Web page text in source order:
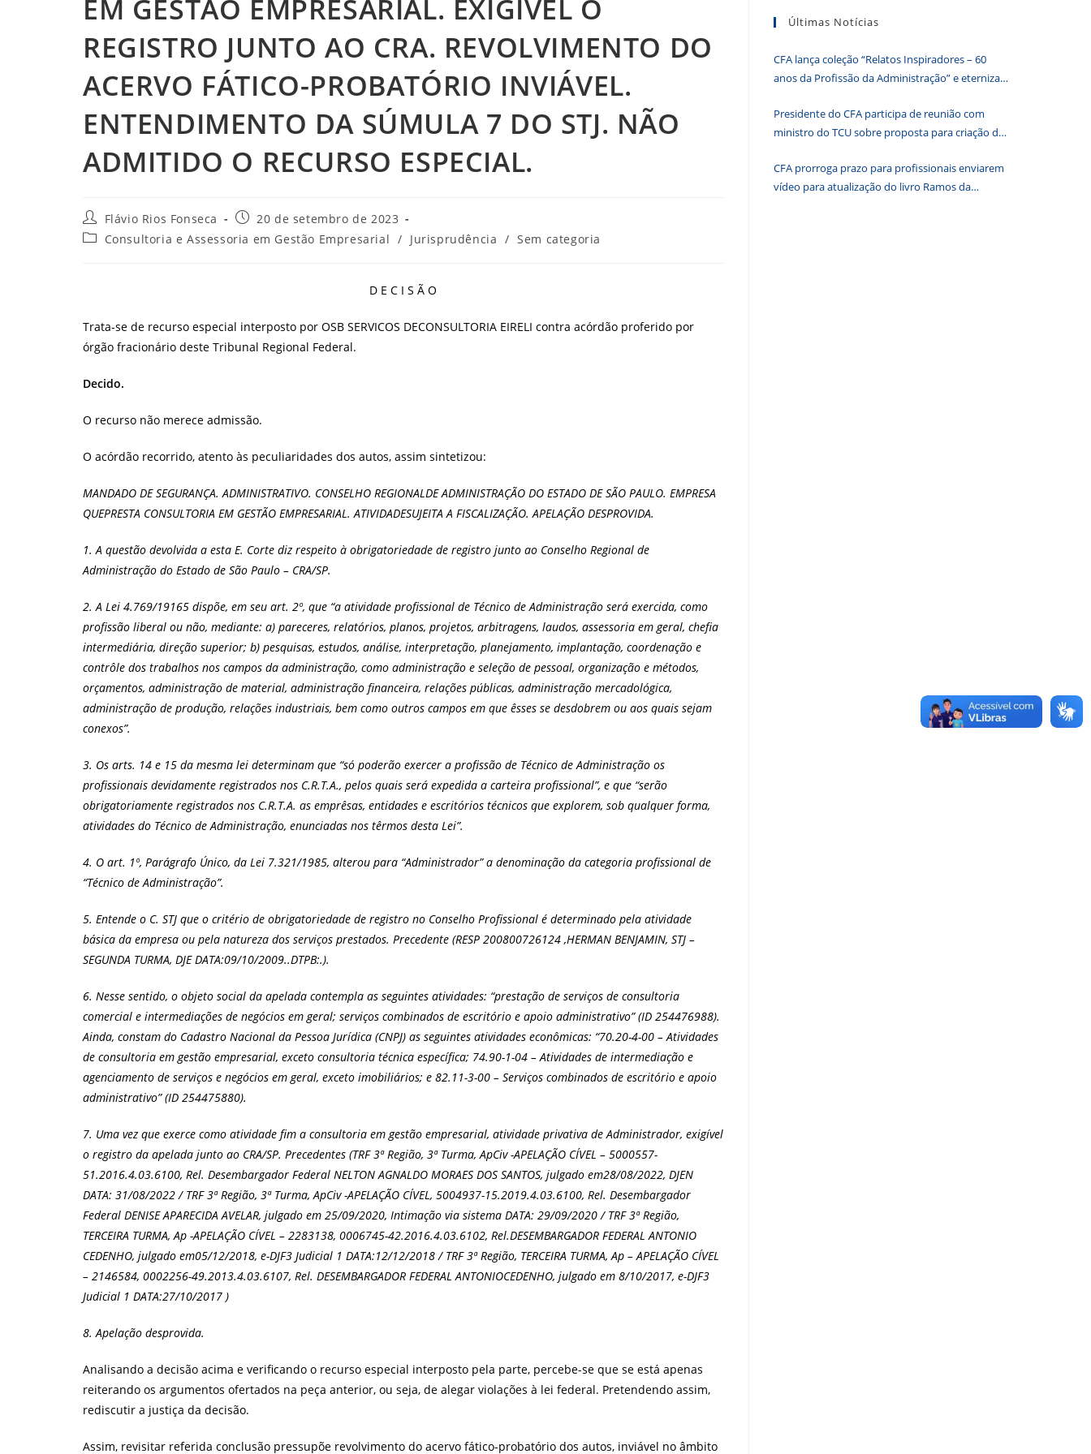
EM GESTÃO EMPRESARIAL. EXIGÍVEL O
REGISTRO JUNTO AO CRA. REVOLVIMENTO DO
ACERVO FÁTICO-PROBATÓRIO INVIÁVEL.
ENTENDIMENTO DA SÚMULA 7 DO STJ. NÃO
ADMITIDO O RECURSO ESPECIAL.
Autor
do
post:
Flávio Rios Fonseca
Post
publicado:
20 de setembro de 2023
Categoria
Consultoria e Assessoria em Gestão Empresarial / Jurisprudência / Sem categoria
D E C I S Ã O
Trata-se de recurso especial interposto por OSB SERVICOS DECONSULTORIA EIRELI contra acórdão proferido por
órgão fracionário deste Tribunal Regional Federal.
Decido.
O recurso não merece admissão.
O acórdão recorrido, atento às peculiaridades dos autos, assim sintetizou:
MANDADO DE SEGURANÇA. ADMINISTRATIVO. CONSELHO REGIONALDE ADMINISTRAÇÃO DO ESTADO DE SÃO PAULO. EMPRESA
QUEPRESTA CONSULTORIA EM GESTÃO EMPRESARIAL. ATIVIDADESUJEITA A FISCALIZAÇÃO. APELAÇÃO DESPROVIDA.
1. A questão devolvida a esta E. Corte diz respeito à obrigatoriedade de registro junto ao Conselho Regional de
Administração do Estado de São Paulo – CRA/SP.
2. A Lei 4.769/19165 dispõe, em seu art. 2º, que “a atividade profissional de Técnico de Administração será exercida, como
profissão liberal ou não, mediante: a) pareceres, relatórios, planos, projetos, arbitragens, laudos, assessoria em geral, chefia
intermediária, direção superior; b) pesquisas, estudos, análise, interpretação, planejamento, implantação, coordenação e
contrôle dos trabalhos nos campos da administração, como administração e seleção de pessoal, organização e métodos,
orçamentos, administração de material, administração financeira, relações públicas, administração mercadológica,
administração de produção, relações industriais, bem como outros campos em que êsses se desdobrem ou aos quais sejam
conexos”.
3. Os arts. 14 e 15 da mesma lei determinam que “só poderão exercer a profissão de Técnico de Administração os
profissionais devidamente registrados nos C.R.T.A., pelos quais será expedida a carteira profissional”, e que “serão
obrigatoriamente registrados nos C.R.T.A. as emprêsas, entidades e escritórios técnicos que explorem, sob qualquer forma,
atividades do Técnico de Administração, enunciadas nos têrmos desta Lei”.
4. O art. 1º, Parágrafo Único, da Lei 7.321/1985, alterou para “Administrador” a denominação da categoria profissional de
“Técnico de Administração”.
5. Entende o C. STJ que o critério de obrigatoriedade de registro no Conselho Profissional é determinado pela atividade
básica da empresa ou pela natureza dos serviços prestados. Precedente (RESP 200800726124 ,HERMAN BENJAMIN, STJ –
SEGUNDA TURMA, DJE DATA:09/10/2009..DTPB:.).
6. Nesse sentido, o objeto social da apelada contempla as seguintes atividades: “prestação de serviços de consultoria
comercial e intermediações de negócios em geral; serviços combinados de escritório e apoio administrativo” (ID 254476988).
Ainda, constam do Cadastro Nacional da Pessoa Jurídica (CNPJ) as seguintes atividades econômicas: “70.20-4-00 – Atividades
de consultoria em gestão empresarial, exceto consultoria técnica específica; 74.90-1-04 – Atividades de intermediação e
agenciamento de serviços e negócios em geral, exceto imobiliários; e 82.11-3-00 – Serviços combinados de escritório e apoio
administrativo” (ID 254475880).
7. Uma vez que exerce como atividade fim a consultoria em gestão empresarial, atividade privativa de Administrador, exigível
o registro da apelada junto ao CRA/SP. Precedentes (TRF 3ª Região, 3ª Turma, ApCiv -APELAÇÃO CÍVEL – 5000557-
51.2016.4.03.6100, Rel. Desembargador Federal NELTON AGNALDO MORAES DOS SANTOS, julgado em28/08/2022, DJEN
DATA: 31/08/2022 / TRF 3ª Região, 3ª Turma, ApCiv -APELAÇÃO CÍVEL, 5004937-15.2019.4.03.6100, Rel. Desembargador
Federal DENISE APARECIDA AVELAR, julgado em 25/09/2020, Intimação via sistema DATA: 29/09/2020 / TRF 3ª Região,
TERCEIRA TURMA, Ap -APELAÇÃO CÍVEL – 2283138, 0006745-42.2016.4.03.6102, Rel.DESEMBARGADOR FEDERAL ANTONIO
CEDENHO, julgado em05/12/2018, e-DJF3 Judicial 1 DATA:12/12/2018 / TRF 3ª Região, TERCEIRA TURMA, Ap – APELAÇÃO CÍVEL
– 2146584, 0002256-49.2013.4.03.6107, Rel. DESEMBARGADOR FEDERAL ANTONIOCEDENHO, julgado em 8/10/2017, e-DJF3
Judicial 1 DATA:27/10/2017 )
8. Apelação desprovida.
Analisando a decisão acima e verificando o recurso especial interposto pela parte, percebe-se que se está apenas
reiterando os argumentos ofertados na peça anterior, ou seja, de alegar violações à lei federal. Pretendendo assim,
rediscutir a justiça da decisão.
Assim, revisitar referida conclusão pressupõe revolvimento do acervo fático-probatório dos autos, inviável no âmbito
o
Últimas Notícias
CFA lança coleção “Relatos Inspiradores – 60
anos da Profissão da Administração” e eterniza
Presidente do CFA participa de reunião com
ministro do TCU sobre proposta para criação de
CFA prorroga prazo para profissionais enviarem
vídeo para atualização do livro Ramos da